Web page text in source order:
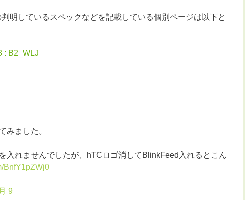
明しているスペックなどを記載している個別ページは以下と
: B2_WLJ
みました。
入れませんでしたが、hTCロゴ消してBlinkFeed入れるとこん
BnfY1pZWj0
9